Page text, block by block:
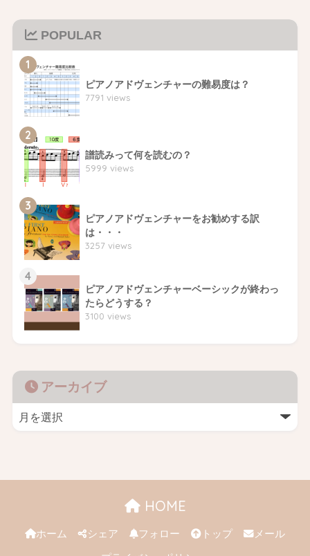
POPULAR
1
ピアノアドヴェンチャーの難易度は？
7791 views
2
譜読みって何を読むの？
5999 views
3
ピアノアドヴェンチャーをお勧めする訳
は・・・
3257 views
4
ピアノアドヴェンチャーベーシックが終わっ
たらどうする？
3100 views
アーカイブ
HOME
ホーム シェア フォロー トップ メール